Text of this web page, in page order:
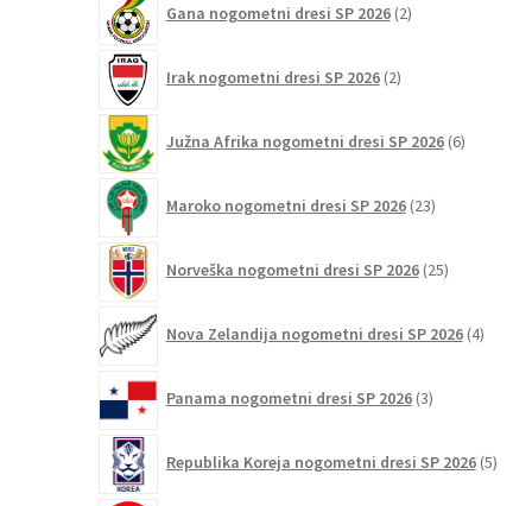
Gana nogometni dresi SP 2026 2izdelka
Irak nogometni dresi SP 2026 2izdelka
Južna Afrika nogometni dresi SP 2026 6izdelkov
Maroko nogometni dresi SP 2026 23izdelkov
Norveška nogometni dresi SP 2026 25izdelkov
Nova Zelandija nogometni dresi SP 2026 4izdelki
Panama nogometni dresi SP 2026 3izdelki
Republika Koreja nogometni dresi SP 2026 5